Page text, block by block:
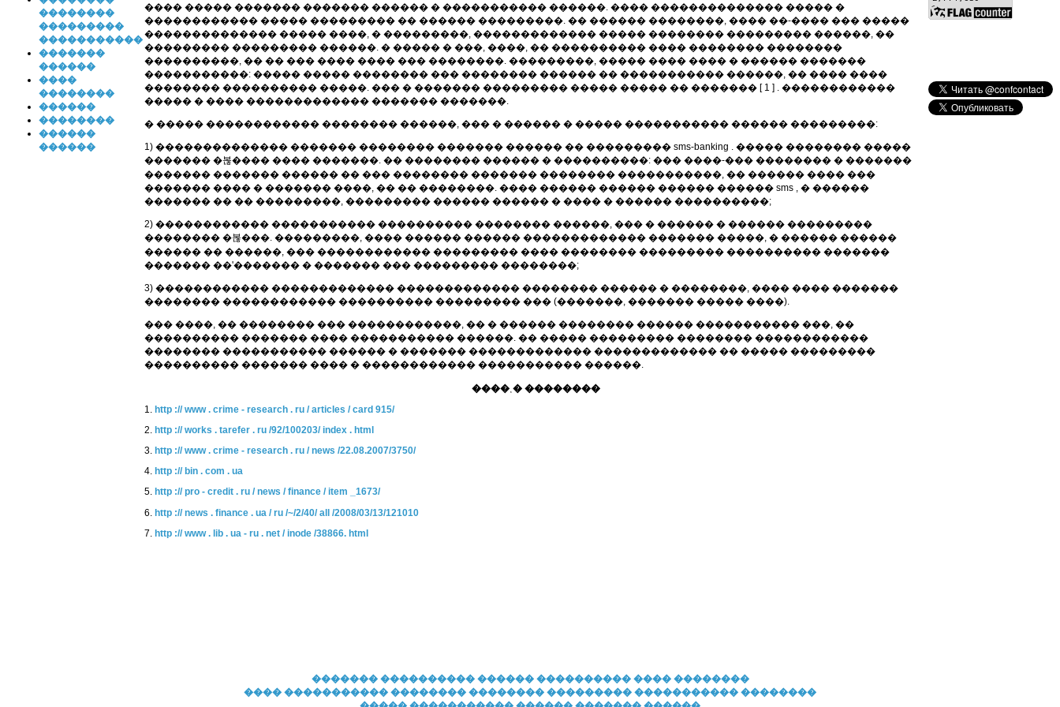
��������
���������
�����������
�������
������
����
��������
������
��������
������
������
���� ����� ������� ������� ������ � ����������� ������. ���� �������������� ����� �
������������ ����� ��������� �� ������ ���������. �� ������ ��������, ���� ��-���� ��� �����
�������������� ����� ����, � ���������, ������������� ����� �������� ��������� ������, ��
��������� ��������� ������. � ����� � ���, ����, �� ���������� ���� �������� ��������
����������, �� �� ��� ���� ���� ��� ��������. ���������, ����� ���� ���� � ������ �������
�����������: ����� ����� �������� ��� �������� ������ �� ����������� ������, �� ���� ����
�������� ���������� �����. ��� � ������� ��������� ����� ����� �� ������� [ 1 ] . ������������
����� � ���� ������������� ������� �������.
� ����� ������������ �������� ������, ��� � ������ � ����� ����������� ������ ���������:
1) �������������� ������� �������� ������� ������ �� ��������� sms-banking . ����� �������� �����
������� �볺���� ���� �������. �� �������� ������ � ����������: ��� ����-��� �������� � �������
������� ������� ������ �� ��� �������� ������� �������� �����������, �� ������ ���� ���
������� ���� � ������� ����, �� �� ��������. ���� ������ ������ ������ ������ sms , � ������
������� �� �� ���������, ��������� ������ ������ � ���� � ������ ����������;
2) ������������ ����������� ���������� �������� ������, ��� � ������ � ������ ���������
�������� �볺���. ���������, ���� ������ ������ ������������� ������� �����, � ������ ������
������ �� ������, ��� ������������ ��������� ���� �������� ��������� ���������� �������
������� ��'������� � ������� ��� ��������� ��������;
3) ������������ ������������� ������������� �������� ������ � ��������, ���� ���� �������
�������� ������������ ���������� ��������� ��� (�������, ������� ����� ����).
��� ����, �� �������� ��� ������������, �� � ������ �������� ������ ����������� ���, ��
���������� ������� ���� ����������� ������. �� ����� ��������� �������� ������������
�������� ����������� ������ � ������� ������������� ������������� �� ����� ���������
���������� ������� ���� � ������������ ����������� ������.
����˲� ��������
1. http :// www . crime - research . ru / articles / card 915/
2. http :// works . tarefer . ru /92/100203/ index . html
3. http :// www . crime - research . ru / news /22.08.2007/3750/
4. http :// bin . com . ua
5. http :// pro - credit . ru / news / finance / item _1673/
6. http :// news . finance . ua / ru /~/2/40/ all /2008/03/13/121010
7. http :// www . lib . ua - ru . net / inode /38866. html
������� ���������� ������ ���������� ���� ��������
���� ����������� �������� �������� ��������� ����������� ��������